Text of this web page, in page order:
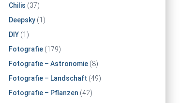
Chilis (37)
Deepsky(1)
DIY(1)
Fotografie(179)
Fotografie – Astronomie(8)
Fotografie – Landschaft (49)
Fotografie – Pflanzen (42)